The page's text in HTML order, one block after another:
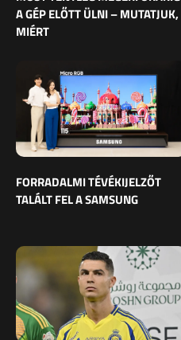
A GÉP ELŐTT ÜLNI – MUTATJUK,
MIÉRT
FORRADALMI TÉVÉKIJELZŐT
TALÁLT FEL A SAMSUNG